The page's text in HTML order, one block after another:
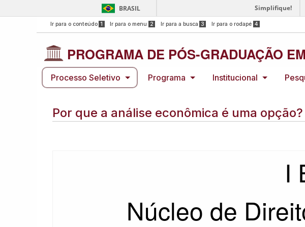
BRASIL Simplifique!
Ir para o conteúdo 1 Ir para o menu 2 Ir para a busca 3 Ir para o rodapé 4
PROGRAMA DE PÓS-GRADUAÇÃO
Processo Seletivo Programa Institucional
Por que a análise econômica é uma opção?
I
Núcleo de